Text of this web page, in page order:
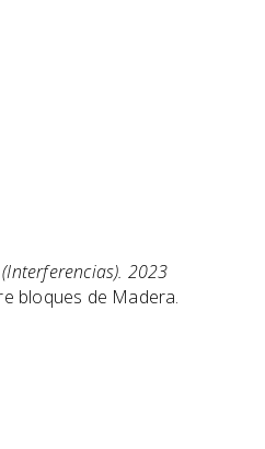
2023
bloques de Madera.